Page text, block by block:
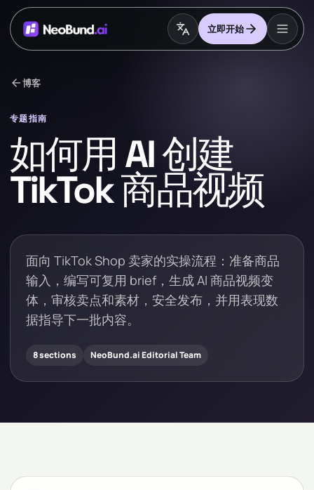
立即开始
arrow_back博客
专题指南
如何用 AI 创建
TikTok 商品视频
面向 TikTok Shop 卖家的实操流程：准备商品
输入，编写可复用 brief，生成 AI 商品视频变
体，审核卖点和素材，安全发布，并用表现数
据指导下一批内容。
8 sections NeoBund.ai Editorial Team